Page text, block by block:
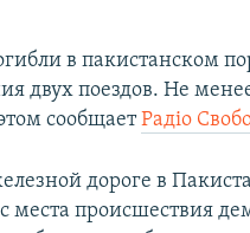
в пакистанском
двух поездов. Не
сообщаетРадіо
дороге в
места происшествия